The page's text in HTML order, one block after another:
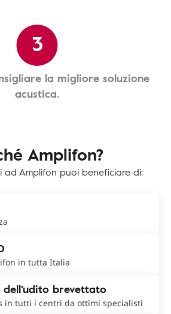
3
la migliore soluzione
acustica.
Amplifon?
Amplifon puoi beneficiare di:
in tutta Italia
dell'udito brevettato
in tutti i centri da ottimi specialisti